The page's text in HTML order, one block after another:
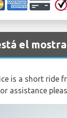
el
is a short ride
assistance